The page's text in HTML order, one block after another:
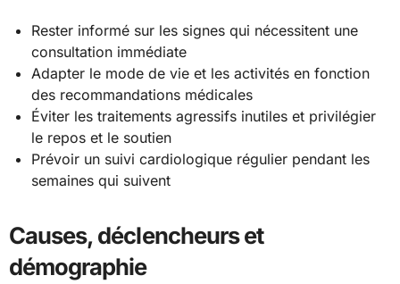
Rester informé sur les signes qui nécessitent une
consultation immédiate
Adapter le mode de vie et les activités en fonction
des recommandations médicales
Éviter les traitements agressifs inutiles et privilégier
le repos et le soutien
Prévoir un suivi cardiologique régulier pendant les
semaines qui suivent
Causes, déclencheurs et
démographie